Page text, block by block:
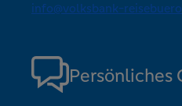
info@volksbank-
Persönliches